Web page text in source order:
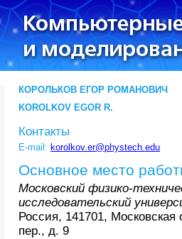
КОРОЛЬКОВ ЕГОР РОМАНОВИЧ
KOROLKOV EGOR R.
Контакты
E-mail: korolkov.er@phystech.edu
Основное место
Московский физико-
исследовательский
Россия, 141701,
пер., д. 9